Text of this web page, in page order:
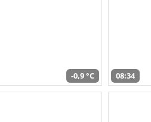
-0,9 °C 08:34